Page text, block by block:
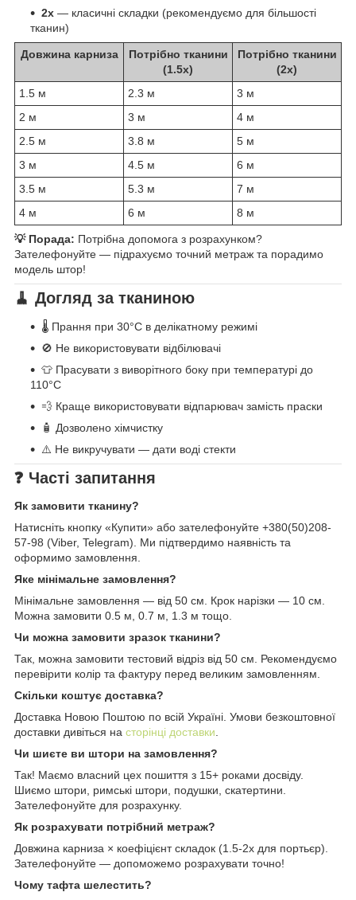
2x — класичні складки (рекомендуємо для більшості
тканин)
Довжина карниза
Потрібно тканини
(1.5x)
Потрібно тканини
(2x)
1.5 м
2.3 м
3 м
2 м
3 м
4 м
2.5 м
3.8 м
5 м
3 м
4.5 м
6 м
3.5 м
5.3 м
7 м
4 м
6 м 8 м
💡 Порада: Потрібна допомога з розрахунком?
Зателефонуйте — підрахуємо точний метраж та порадимо
модель штор!
🧹 Догляд за тканиною
🌡️ Прання при 30°C в делікатному режимі
🚫 Не використовувати відбілювачі
👕 Прасувати з виворітного боку при температурі до
110°C
💨 Краще використовувати відпарювач замість праски
🧴 Дозволено хімчистку
⚠️ Не викручувати — дати воді стекти
❓ Часті запитання
Як замовити тканину?
Натисніть кнопку «Купити» або зателефонуйте +380(50)208-
57-98 (Viber, Telegram). Ми підтвердимо наявність та
оформимо замовлення.
Яке мінімальне замовлення?
Мінімальне замовлення — від 50 см. Крок нарізки — 10 см.
Можна замовити 0.5 м, 0.7 м, 1.3 м тощо.
Чи можна замовити зразок тканини?
Так, можна замовити тестовий відріз від 50 см. Рекомендуємо
перевірити колір та фактуру перед великим замовленням.
Скільки коштує доставка?
Доставка Новою Поштою по всій Україні. Умови безкоштовної
доставки дивіться на сторінці доставки.
Чи шиєте ви штори на замовлення?
Так! Маємо власний цех пошиття з 15+ роками досвіду.
Шиємо штори, римські штори, подушки, скатертини.
Зателефонуйте для розрахунку.
Як розрахувати потрібний метраж?
Довжина карниза × коефіцієнт складок (1.5-2x для портьєр).
Зателефонуйте — допоможемо розрахувати точно!
Чому тафта шелестить?